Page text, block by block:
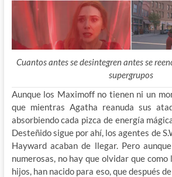
Cuantos antes se desintegren antes se
supergrupos
Aunque los Maximoff no tienen ni un
que mientras Agatha reanuda sus
absorbiendo cada pizca de energía
Desteñido sigue por ahí, los agentes de
Hayward acaban de llegar. Pero
numerosas, no hay que olvidar que como
hijos, han nacido para eso, que después